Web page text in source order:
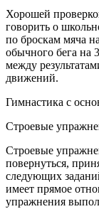
Хорошей
говорить о
по броскам мяча
обычного бега на
между
движений.
Гимнастика с
Строевые
Строевые
повернуться,
следующих
имеет прямое
упражнения